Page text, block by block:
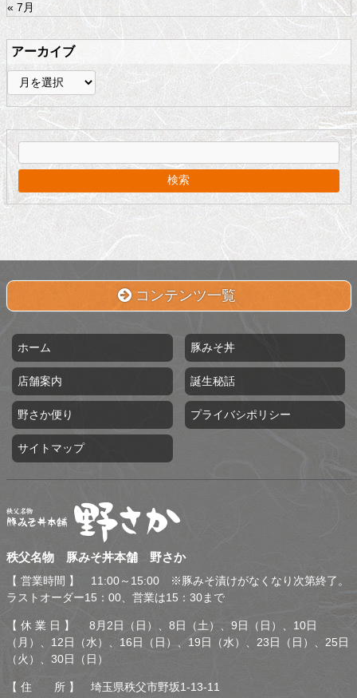
« 7月
アーカイブ
ア
ー
カ
イ
ブ
コンテンツ一覧
ホーム 豚みそ丼
店舗案内 誕生秘話
野さか便り プライバシポリシー
サイトマップ
秩父名物 豚みそ丼本舗 野
秩父名物 豚みそ丼本舗 野さか
【 営業時間 】 11:00～15:00 ※豚みそ漬けがなくなり次第終了。
ラストオーダー15：00、営業は15：30まで
【 休 業 日 】 8月2日（日）、8日（土）、9日（日）、10日
（月）、12日（水）、16日（日）、19日（水）、23日（日）、25日
（火）、30日（日）
【 住 所 】 埼玉県秩父市野坂1-13-11